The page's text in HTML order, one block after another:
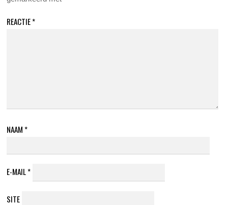
REACTIE*
NAAM *
E-MAIL*
SITE